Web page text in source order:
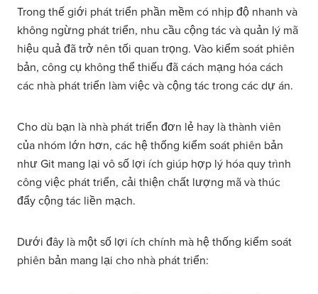
Trong thế giới phát triển phần mềm có nhịp độ nhanh và
không ngừng phát triển, nhu cầu cộng tác và quản lý mã
hiệu quả đã trở nên tối quan trọng. Vào kiểm soát phiên
bản, công cụ không thể thiếu đã cách mạng hóa cách
các nhà phát triển làm việc và cộng tác trong các dự án.
Cho dù bạn là nhà phát triển đơn lẻ hay là thành viên
của nhóm lớn hơn, các hệ thống kiểm soát phiên bản
như Git mang lại vô số lợi ích giúp hợp lý hóa quy trình
công việc phát triển, cải thiện chất lượng mã và thúc
đẩy cộng tác liền mạch.
Dưới đây là một số lợi ích chính mà hệ thống kiểm soát
phiên bản mang lại cho nhà phát triển: